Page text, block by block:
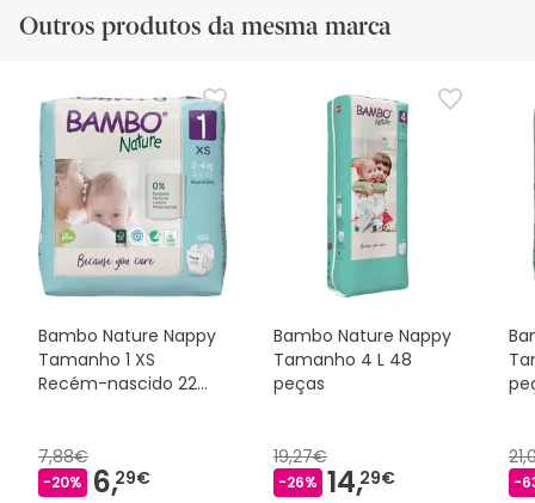
Outros produtos da mesma marca
Bambo Nature Nappy
Tamanho 1 XS
Recém-nascido 22
7,88€
-20% 6,29€
Bambo Nature Nappy
Tamanho 4 L 48
peças
19,27€
-26% 14,29€ -